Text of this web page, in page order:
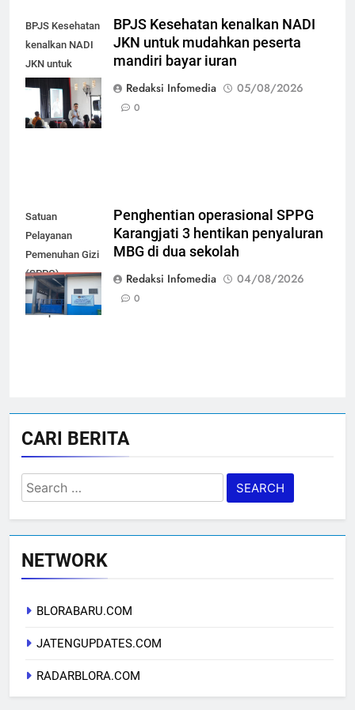
BPJS Kesehatan
kenalkan NADI
JKN untuk
mudahkan
peserta mandiri
bayar iuran
BPJS Kesehatan kenalkan NADI
JKN untuk mudahkan peserta
mandiri bayar iuran
Redaksi Infomedia
05/08/2026
0
Satuan
Pelayanan
Pemenuhan Gizi
(SPPG)
Karangjati 3 di
Kabupaten Blora
Penghentian operasional SPPG
Karangjati 3 hentikan penyaluran
MBG di dua sekolah
Redaksi Infomedia
04/08/2026
0
CARI BERITA
Search
for:
NETWORK
BLORABARU.COM
JATENGUPDATES.COM
RADARBLORA.COM